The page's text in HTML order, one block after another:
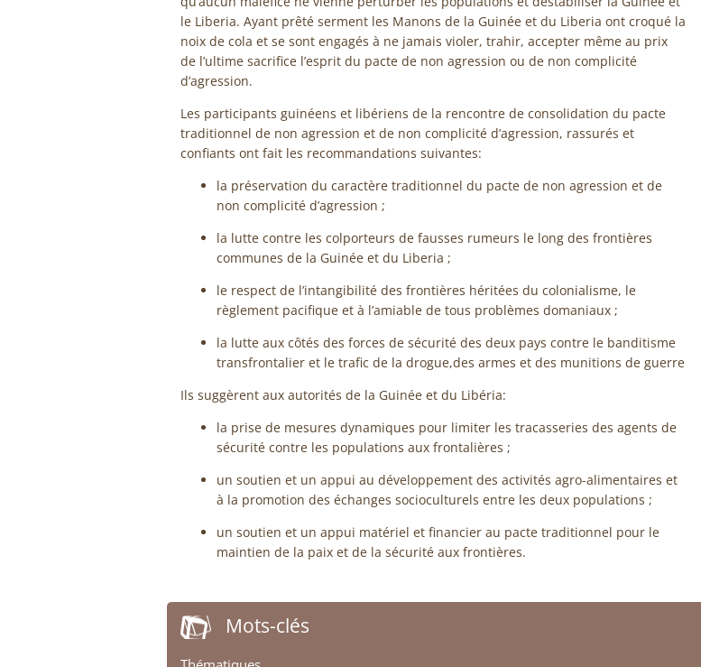
le Liberia. Ayant prêté serment les Manons de la Guinée et du Liberia ont croqué la
noix de cola et se sont engagés à ne jamais violer, trahir, accepter même au prix
de l’ultime sacrifice l’esprit du pacte de non agression ou de non complicité
d’agression.
Les participants guinéens et libériens de la rencontre de consolidation du pacte
traditionnel de non agression et de non complicité d’agression, rassurés et
confiants ont fait les recommandations suivantes:
la préservation du caractère traditionnel du pacte de non agression et de
non complicité d’agression ;
la lutte contre les colporteurs de fausses rumeurs le long des frontières
communes de la Guinée et du Liberia ;
le respect de l’intangibilité des frontières héritées du colonialisme, le
règlement pacifique et à l’amiable de tous problèmes domaniaux ;
la lutte aux côtés des forces de sécurité des deux pays contre le banditisme
transfrontalier et le trafic de la drogue,des armes et des munitions de guerre
Ils suggèrent aux autorités de la Guinée et du Libéria:
la prise de mesures dynamiques pour limiter les tracasseries des agents de
sécurité contre les populations aux frontalières ;
un soutien et un appui au développement des activités agro-alimentaires et
à la promotion des échanges socioculturels entre les deux populations ;
un soutien et un appui matériel et financier au pacte traditionnel pour le
maintien de la paix et de la sécurité aux frontières.
Mots-clés